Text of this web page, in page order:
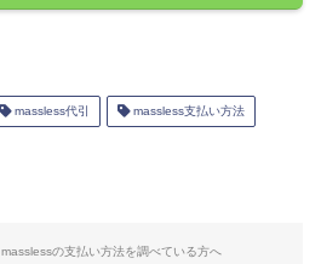
massless代引 massless支払い方法
masslessの支払い方法を調べている方へ